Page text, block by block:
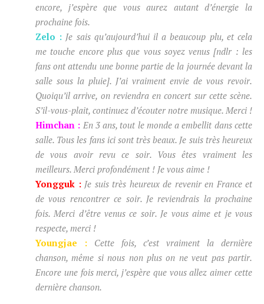
encore, j’espère que vous aurez autant d’énergie la
prochaine fois.
Zelo : Je sais qu’aujourd’hui il a beaucoup plu, et cela
me touche encore plus que vous soyez venus [ndlr : les
fans ont attendu une bonne partie de la journée devant la
salle sous la pluie]. J’ai vraiment envie de vous revoir.
Quoiqu’il arrive, on reviendra en concert sur cette scène.
S’il-vous-plait, continuez d’écouter notre musique. Merci !
Himchan : En 3 ans, tout le monde a embellit dans cette
salle. Tous les fans ici sont très beaux. Je suis très heureux
de vous avoir revu ce soir. Vous êtes vraiment les
meilleurs. Merci profondément ! Je vous aime !
Yongguk :Je suis très heureux de revenir en France et
de vous rencontrer ce soir. Je reviendrais la prochaine
fois. Merci d’être venus ce soir. Je vous aime et je vous
respecte, merci !
Youngjae : Cette fois, c’est vraiment la dernière
chanson, même si nous non plus on ne veut pas partir.
Encore une fois merci, j’espère que vous allez aimer cette
dernière chanson.